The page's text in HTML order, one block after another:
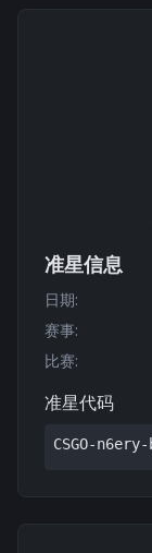
准星信息
日期:
赛事:
比赛:
准星代码
CSGO-n6ery-